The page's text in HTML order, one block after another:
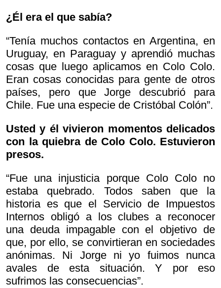
¿Él era el que sabía?
“Tenía muchos contactos en Argentina, en
Uruguay, en Paraguay y aprendió muchas
cosas que luego aplicamos en Colo Colo.
Eran cosas conocidas para gente de otros
países, pero que Jorge descubrió para
Chile. Fue una especie de Cristóbal Colón”.
Usted y él vivieron momentos delicados
con la quiebra de Colo Colo. Estuvieron
presos.
“Fue una injusticia porque Colo Colo no
estaba quebrado. Todos saben que la
historia es que el Servicio de Impuestos
Internos obligó a los clubes a reconocer
una deuda impagable con el objetivo de
que, por ello, se convirtieran en sociedades
anónimas. Ni Jorge ni yo fuimos nunca
avales de esta situación. Y por eso
sufrimos las consecuencias”.